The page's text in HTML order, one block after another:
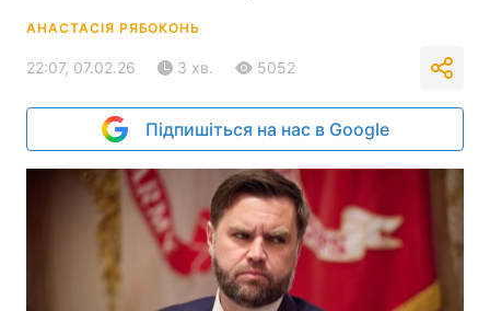
АНАСТАСІЯ РЯБОКОНЬ
22:07, 07.02.26 3 хв. 5052
Підпишіться на нас в Google